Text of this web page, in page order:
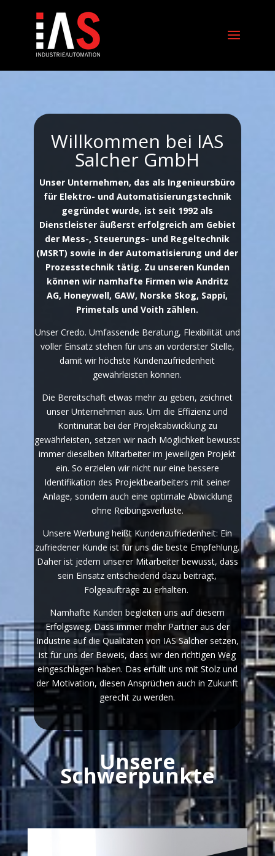
Willkommen bei IAS
Salcher GmbH
Unser Unternehmen, das als Ingenieursbüro
für Elektro- und Automatisierungstechnik
gegründet wurde, ist seit 1992 als
Dienstleister äußerst erfolgreich am Gebiet
der Mess-, Steuerungs- und Regeltechnik
(MSRT) sowie in der Automatisierung und der
Prozesstechnik tätig. Zu unseren Kunden
können wir namhafte Firmen wie Andritz
AG, Honeywell, GAW, Norske Skog, Sappi,
Primetals und Voith zählen.
Unser Credo. Umfassende Beratung, Flexibilität und
voller Einsatz stehen für uns an vorderster Stelle,
damit wir höchste Kundenzufriedenheit
gewährleisten können.
Die Bereitschaft etwas mehr zu geben, zeichnet
unser Unternehmen aus. Um die Effizienz und
Kontinuität bei der Projektabwicklung zu
gewährleisten, setzen wir nach Möglichkeit bewusst
immer dieselben Mitarbeiter im jeweiligen Projekt
ein. So erzielen wir nicht nur eine bessere
Identifikation des Projektbearbeiters mit seiner
Anlage, sondern auch eine optimale Abwicklung
ohne Reibungsverluste.
Unsere Werbung heißt Kundenzufriedenheit: Ein
zufriedener Kunde ist für uns die beste Empfehlung.
Daher ist jedem unserer Mitarbeiter bewusst, dass
sein Einsatz entscheidend dazu beiträgt,
Folgeaufträge zu erhalten.
Namhafte Kunden begleiten uns auf diesem
Erfolgsweg. Dass immer mehr Partner aus der
Industrie auf die Qualitäten von IAS Salcher setzen,
ist für uns der Beweis, dass wir den richtigen Weg
eingeschlagen haben. Das erfüllt uns mit Stolz und
der Motivation, diesen Ansprüchen auch in Zukunft
gerecht zu werden.
Unsere
Schwerpunkte